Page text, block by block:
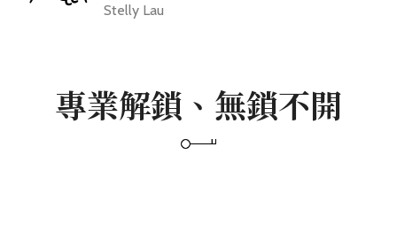
Stelly Lau
專業解鎖、無鎖不開